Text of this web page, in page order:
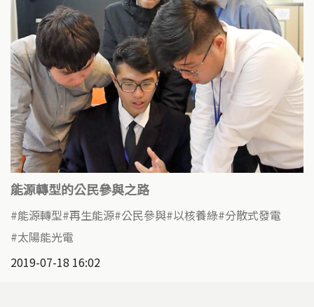
能源轉型的公民參與之路
能源轉型 再生能源 公民參與 以核養綠 分散式發電
太陽能光電
2019-07-18 16:02